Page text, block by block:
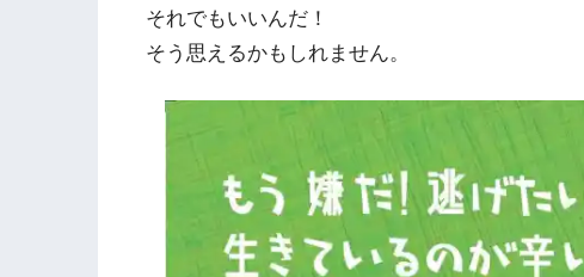
それでもいいんだ！
そう思えるかもしれません。